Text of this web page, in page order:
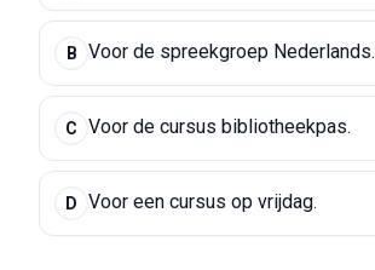
B Voor de spreekgroep Nederlands.
C Voor de cursus bibliotheekpas.
D Voor een cursus op vrijdag.